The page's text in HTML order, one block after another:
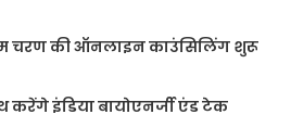
चरण की ऑनलाइन काउंसिलिंग शुरू
करेंगे इंडिया बायोएनर्जी एंड टेक